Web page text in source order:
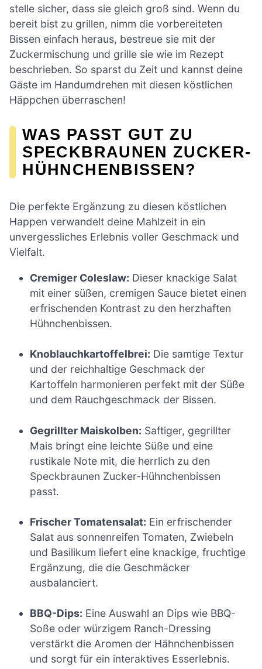
stelle sicher, dass sie gleich groß sind. Wenn du
bereit bist zu grillen, nimm die vorbereiteten
Bissen einfach heraus, bestreue sie mit der
Zuckermischung und grille sie wie im Rezept
beschrieben. So sparst du Zeit und kannst deine
Gäste im Handumdrehen mit diesen köstlichen
Häppchen überraschen!
WAS PASST GUT ZU
SPECKBRAUNEN ZUCKER-
HÜHNCHENBISSEN?
Die perfekte Ergänzung zu diesen köstlichen
Happen verwandelt deine Mahlzeit in ein
unvergessliches Erlebnis voller Geschmack und
Vielfalt.
Cremiger Coleslaw: Dieser knackige Salat
mit einer süßen, cremigen Sauce bietet einen
erfrischenden Kontrast zu den herzhaften
Hühnchenbissen.
Knoblauchkartoffelbrei: Die samtige Textur
und der reichhaltige Geschmack der
Kartoffeln harmonieren perfekt mit der Süße
und dem Rauchgeschmack der Bissen.
Gegrillter Maiskolben: Saftiger, gegrillter
Mais bringt eine leichte Süße und eine
rustikale Note mit, die herrlich zu den
Speckbraunen Zucker-Hühnchenbissen
passt.
Frischer Tomatensalat: Ein erfrischender
Salat aus sonnenreifen Tomaten, Zwiebeln
und Basilikum liefert eine knackige, fruchtige
Ergänzung, die die Geschmäcker
ausbalanciert.
BBQ-Dips: Eine Auswahl an Dips wie BBQ-
Soße oder würzigem Ranch-Dressing
verstärkt die Aromen der Hähnchenbissen
und sorgt für ein interaktives Esserlebnis.